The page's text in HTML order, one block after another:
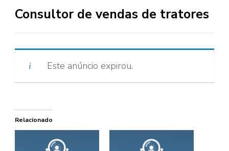
Consultor de vendas de tratores
Este anúncio expirou.
Relacionado